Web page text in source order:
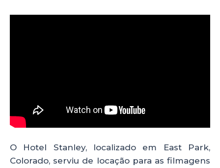
O Hotel Stanley, localizado em East Park,
Colorado, serviu de locação para as filmagens